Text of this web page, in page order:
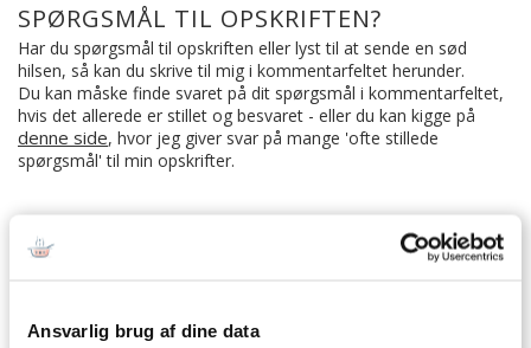
Ansvarlig brug af dine data
SPØRGSMÅL TIL OPSKRIFTEN?
Har du spørgsmål til opskriften eller lyst til at sende en sød
hilsen, så kan du skrive til mig i kommentarfeltet herunder.
Du kan måske finde svaret på dit spørgsmål i kommentarfeltet,
hvis det allerede er stillet og besvaret - eller du kan kigge på
denne side, hvor jeg giver svar på mange 'ofte stillede
spørgsmål' til min opskrifter.

Line Lykke Rosenberg :